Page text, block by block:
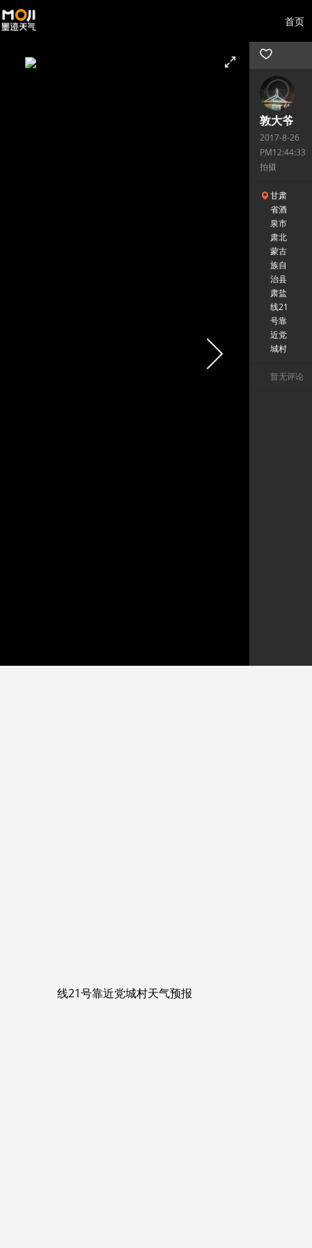
首页
敦大爷
2017-8-26
PM12:44:33
拍摄
甘肃
省酒
泉市
肃北
蒙古
族自
治县
肃盐
线21
号靠
近党
城村
暂无评论